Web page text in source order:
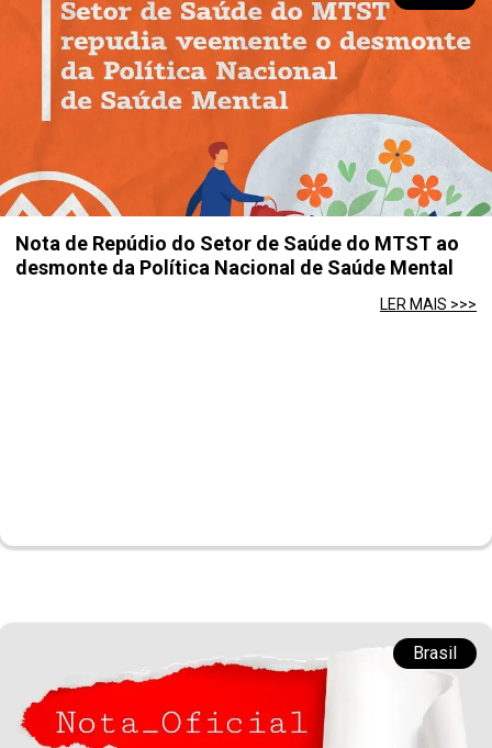
Nota de Repúdio do Setor de Saúde do MTST ao
desmonte da Política Nacional de Saúde Mental
LER MAIS >>>
Brasil